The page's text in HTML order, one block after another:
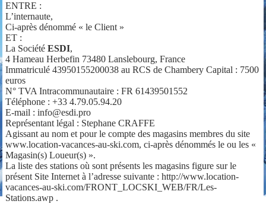
ENTRE :
L’internaute,
Ci-après dénommé « le Client »
ET :
La Société ESDI,
4 Hameau Herbefin 73480 Lanslebourg, France
Immatriculé 43950155200038 au RCS de Chambery Capital : 7500
euros
N° TVA Intracommunautaire : FR 61439501552
Téléphone : +33 4.79.05.94.20
E-mail : info@esdi.pro
Représentant légal : Stephane CRAFFE
Agissant au nom et pour le compte des magasins membres du site
www.location-vacances-au-ski.com, ci-après dénommés le ou les «
Magasin(s) Loueur(s) ».
La liste des stations où sont présents les magasins figure sur le
présent Site Internet à l’adresse suivante : http://www.location-
vacances-au-ski.com/FRONT_LOCSKI_WEB/FR/Les-
Stations.awp .